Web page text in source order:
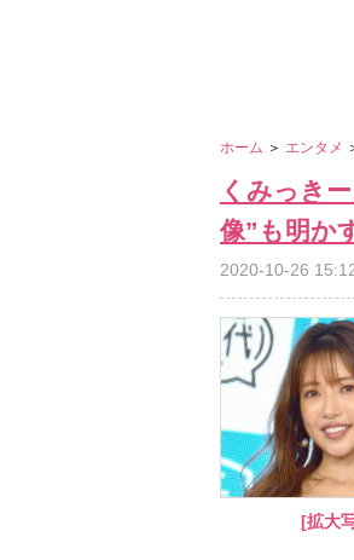
ホーム ＞ エンタメ
くみっき
像”も明か
2020-10-26
[拡大